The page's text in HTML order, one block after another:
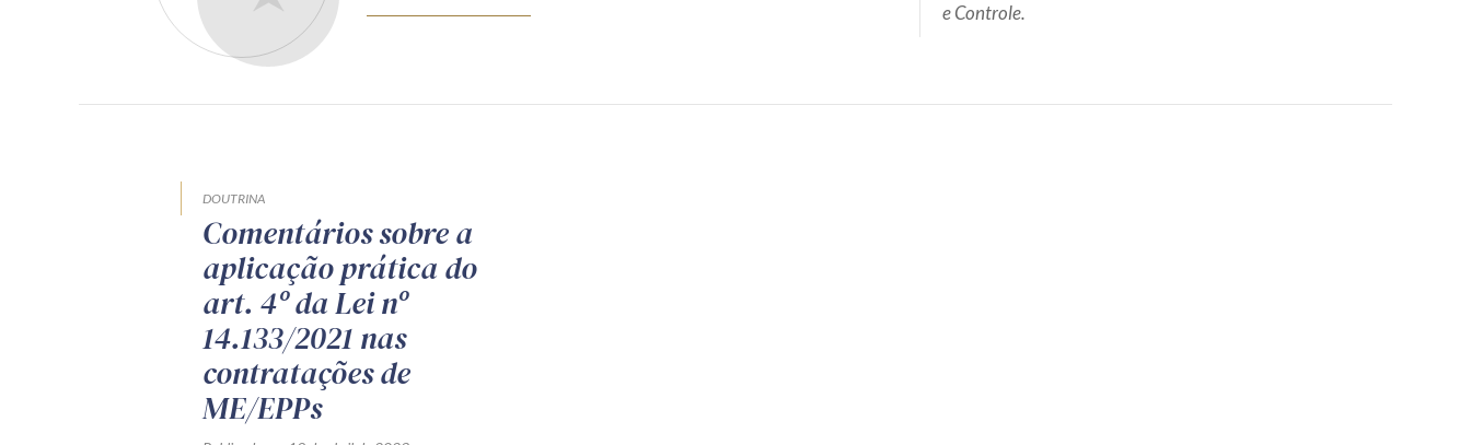
e Controle.
DOUTRINA
Comentários sobre a
aplicação prática do
art. 4º da Lei nº
14.133/2021 nas
contratações de
ME/EPPs